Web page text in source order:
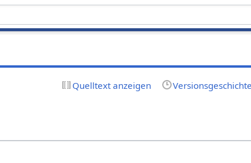
Quelltext anzeigen Versionsgeschichte